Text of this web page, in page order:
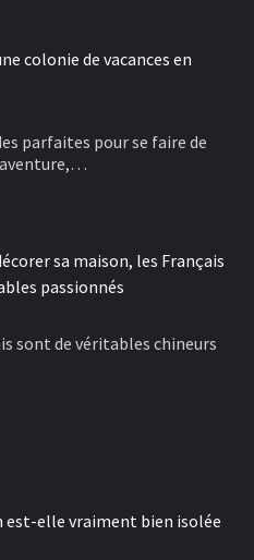
colonie de vacances en
parfaites pour se faire de
sa maison, les Français
passionnés
sont de véritables chineurs
est-elle vraiment bien isolée